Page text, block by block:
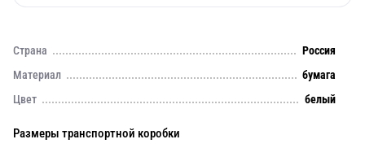
Страна
Россия
Материал
бумага
Цвет
белый
Размеры транспортной коробки